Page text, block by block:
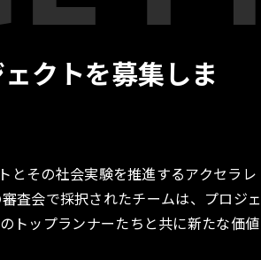
クトを募集しま
とその社会実験を推進するアクセラレ
査会で採択されたチームは、プロジェ
トップランナーたちと共に新たな価値